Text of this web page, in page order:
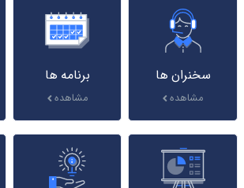
سخنران ها
مشاهده
برنامه ها
مشاهده